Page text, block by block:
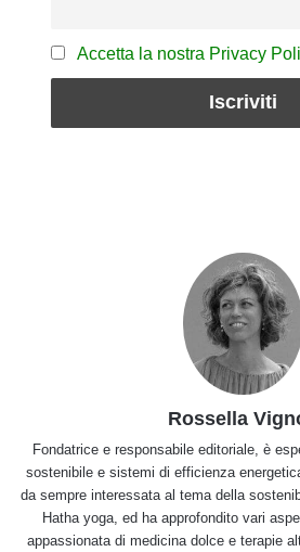
Accetta la nostra Privacy
Rossella
Fondatrice e responsabile editoriale, è
sostenibile e sistemi di efficienza
da sempre interessata al tema della
Hatha yoga, ed ha approfondito vari
appassionata di medicina dolce e terapie